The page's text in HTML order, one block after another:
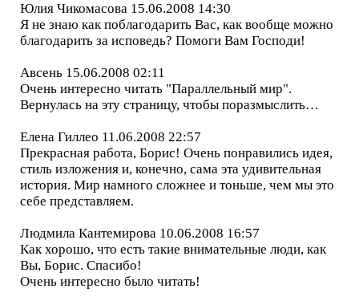
Юлия Чикомасова 15.06.2008 14:30
Я не знаю как поблагодарить Вас, как вообще можно
благодарить за исповедь? Помоги Вам Господи!
Авсень 15.06.2008 02:11
Очень интересно читать "Параллельный мир".
Вернулась на эту страницу, чтобы поразмыслить…
Елена Гиллео 11.06.2008 22:57
Прекрасная работа, Борис! Очень понравились идея,
стиль изложения и, конечно, сама эта удивительная
история. Мир намного сложнее и тоньше, чем мы это
себе представляем.
Людмила Кантемирова 10.06.2008 16:57
Как хорошо, что есть такие внимательные люди, как
Вы, Борис. Спасибо!
Очень интересно было читать!